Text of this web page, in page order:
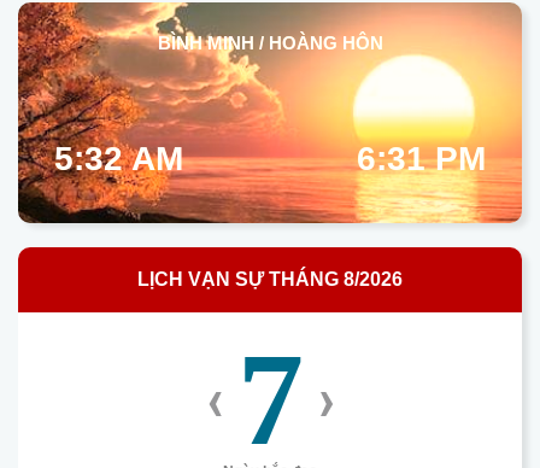
BÌNH MINH / HOÀNG HÔN
5:32 AM 6:31 PM
LỊCH VẠN SỰ THÁNG 8/2026
‹ 7 ›